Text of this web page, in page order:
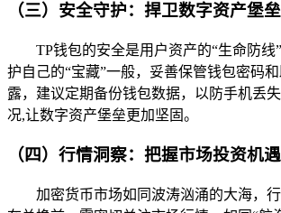
（三）安全守护：捍卫数字资产堡垒
TP钱包的安全是用户资产的“生命防线
护自己的“宝藏”一般，妥善保管钱包密码
露，建议定期备份钱包数据，以防手机丢
况,让数字资产堡垒更加坚固。
（四）行情洞察：把握市场投资机遇
加密货币市场如同波涛汹涌的大海，